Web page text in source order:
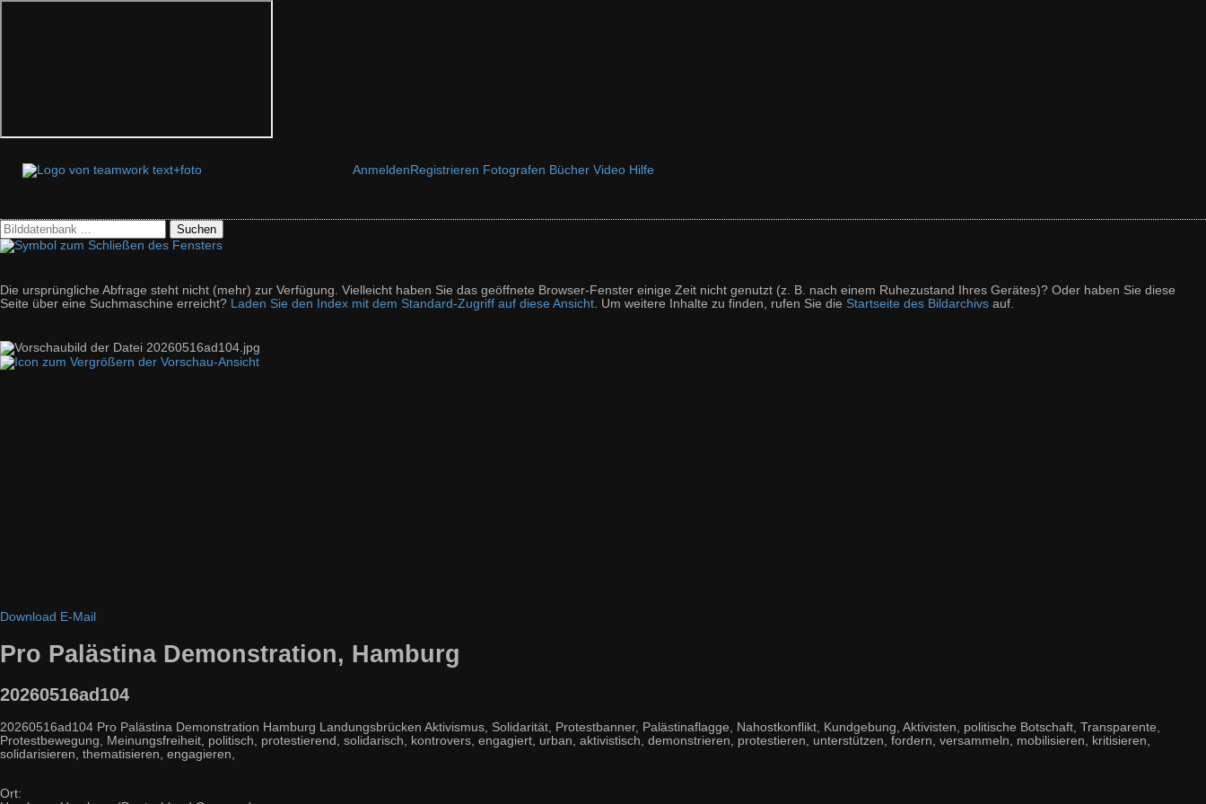
Anmelden Registrieren Fotografen Bücher Video Hilfe
Suchen
Die ursprüngliche Abfrage steht nicht (mehr) zur Verfügung. Vielleicht haben Sie das geöffnete Browser-Fenster einige Zeit nicht genutzt (z. B. nach einem Ruhezustand Ihres Gerätes)? Oder haben Sie diese
Seite über eine Suchmaschine erreicht? Laden Sie den Index mit dem Standard-Zugriff auf diese Ansicht. Um weitere Inhalte zu finden, rufen Sie die Startseite des Bildarchivs auf.
Download E-Mail
Pro Palästina Demonstration, Hamburg
20260516ad104
20260516ad104 Pro Palästina Demonstration Hamburg Landungsbrücken Aktivismus, Solidarität, Protestbanner, Palästinaflagge, Nahostkonflikt, Kundgebung, Aktivisten, politische Botschaft, Transparente,
Protestbewegung, Meinungsfreiheit, politisch, protestierend, solidarisch, kontrovers, engagiert, urban, aktivistisch, demonstrieren, protestieren, unterstützen, fordern, versammeln, mobilisieren, kritisieren,
solidarisieren, thematisieren, engagieren,
Ort: